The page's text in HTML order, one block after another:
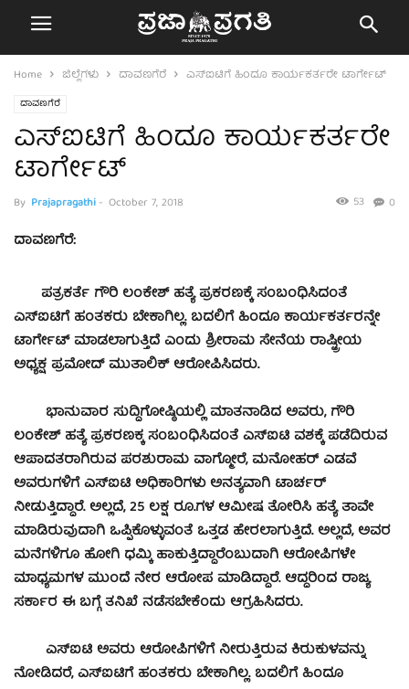
Home ಜಿಲ್ಲೆಗಳು ದಾವಣಗೆರೆ ಎಸ್‍ಐಟಿಗೆ ಹಿಂದೂ ಕಾರ್ಯಕರ್ತರೇ ಟಾರ್ಗೇಟ್
ದಾವಣಗೆರೆ
ಎಸ್‍ಐಟಿಗೆ ಹಿಂದೂ ಕಾರ್ಯಕರ್ತರೇ
ಟಾರ್ಗೇಟ್
By Prajapragathi- October 7, 2018 0
53
ದಾವಣಗೆರೆ:
ಪತ್ರಕರ್ತೆ ಗೌರಿ ಲಂಕೇಶ್ ಹತ್ಯೆ ಪ್ರಕರಣಕ್ಕೆ ಸಂಬಂಧಿಸಿದಂತೆ
ಎಸ್‍ಐಟಿಗೆ ಹಂತಕರು ಬೇಕಾಗಿಲ್ಲ. ಬದಲಿಗೆ ಹಿಂದೂ ಕಾರ್ಯಕರ್ತರನ್ನೇ
ಟಾರ್ಗೇಟ್ ಮಾಡಲಾಗುತ್ತಿದೆ ಎಂದು ಶ್ರೀರಾಮ ಸೇನೆಯ ರಾಷ್ಟ್ರೀಯ
ಅಧ್ಯಕ್ಷ ಪ್ರಮೋದ್ ಮುತಾಲಿಕ್ ಆರೋಪಿಸಿದರು.
ಭಾನುವಾರ ಸುದ್ದಿಗೋಷ್ಠಿಯಲ್ಲಿ ಮಾತನಾಡಿದ ಅವರು, ಗೌರಿ
ಲಂಕೇಶ್ ಹತ್ಯೆ ಪ್ರಕರಣಕ್ಕ ಸಂಬಂಧಿಸಿದಂತೆ ಎಸ್‍ಐಟಿ ವಶಕ್ಕೆ ಪಡೆದಿರುವ
ಆಪಾದತರಾಗಿರುವ ಪರಶುರಾಮ ವಾಗ್ಮೋರೆ, ಮನೋಹರ್ ಎಡವೆ
ಅವರುಗಳಿಗೆ ಎಸ್‍ಐಟಿ ಅಧಿಕಾರಿಗಳು ಅನತ್ಯವಾಗಿ ಟಾರ್ಚರ್
ನೀಡುತ್ತಿದ್ದಾರೆ. ಅಲ್ಲದೆ, 25 ಲಕ್ಷ ರೂ.ಗಳ ಆಮೀಷ ತೋರಿಸಿ ಹತ್ಯೆ ತಾವೇ
ಮಾಡಿರುವುದಾಗಿ ಒಪ್ಪಿಕೊಳ್ಳುವಂತೆ ಒತ್ತಡ ಹೇರಲಾಗುತ್ತಿದೆ. ಅಲ್ಲದೆ, ಅವರ
ಮನೆಗಳಿಗೂ ಹೋಗಿ ಧಮ್ಕಿ ಹಾಕುತ್ತಿದ್ದಾರೆಂಬುದಾಗಿ ಆರೋಪಿಗಳೇ
ಮಾಧ್ಯಮಗಳ ಮುಂದೆ ನೇರ ಆರೋಪ ಮಾಡಿದ್ದಾರೆ. ಆದ್ದರಿಂದ ರಾಜ್ಯ
ಸರ್ಕಾರ ಈ ಬಗ್ಗೆ ತನಿಖೆ ನಡೆಸಬೇಕೆಂದು ಆಗ್ರಹಿಸಿದರು.
ಎಸ್‍ಐಟಿ ಅವರು ಆರೋಪಿಗಳಿಗೆ ನೀರುತ್ತಿರುವ ಕಿರುಕುಳವನ್ನು
ನೋಡಿದರೆ, ಎಸ್‍ಐಟಿಗೆ ಹಂತಕರು ಬೇಕಾಗಿಲ್ಲ. ಬದಲಿಗೆ ಹಿಂದೂ